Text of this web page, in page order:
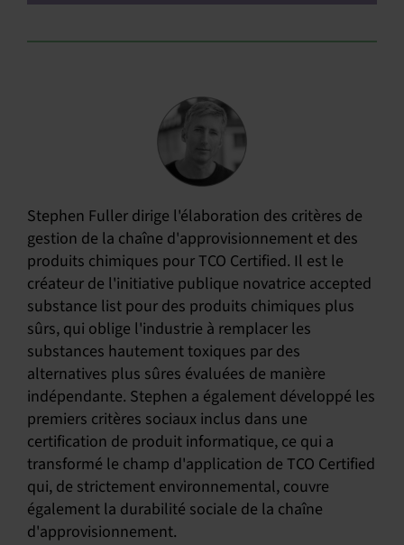
Stephen Fuller dirige l'élaboration des critères de
gestion de la chaîne d'approvisionnement et des
produits chimiques pour TCO Certified. Il est le
créateur de l'initiative publique novatrice accepted
substance list pour des produits chimiques plus
sûrs, qui oblige l'industrie à remplacer les
substances hautement toxiques par des
alternatives plus sûres évaluées de manière
indépendante. Stephen a également développé les
premiers critères sociaux inclus dans une
certification de produit informatique, ce qui a
transformé le champ d'application de TCO Certified
qui, de strictement environnemental, couvre
également la durabilité sociale de la chaîne
d'approvisionnement.